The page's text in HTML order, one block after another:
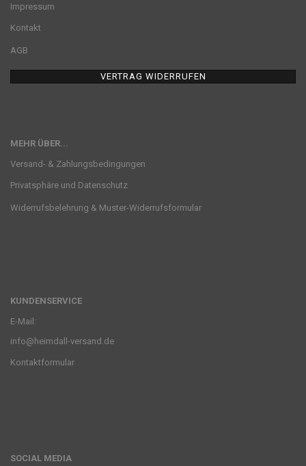
Impressum
Kontakt
AGB
VERTRAG WIDERRUFEN
MEHR ÜBER...
Versand- & Zahlungsbedingungen
Privatsphäre und Datenschutz
Widerrufsbelehrung & Muster-Widerrufsformular
KUNDENSERVICE
E-Mail:
info@heimdall-versand.de
Kontaktformular
SOCIAL MEDIA